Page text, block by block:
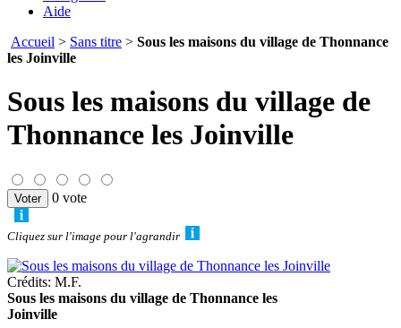
Aide
Accueil > Sans titre > Sous les maisons du village de Thonnance
les Joinville
Sous les maisons du village de
Thonnance les Joinville
0 vote
Cliquez sur l'image pour l'agrandir
Crédits: M.F.
Sous les maisons du village de Thonnance les
Joinville